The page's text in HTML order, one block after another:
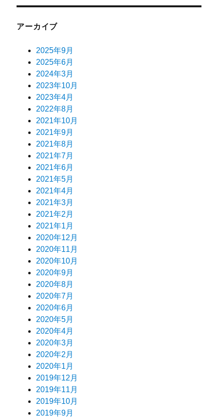
アーカイブ
2025年9月
2025年6月
2024年3月
2023年10月
2023年4月
2022年8月
2021年10月
2021年9月
2021年8月
2021年7月
2021年6月
2021年5月
2021年4月
2021年3月
2021年2月
2021年1月
2020年12月
2020年11月
2020年10月
2020年9月
2020年8月
2020年7月
2020年6月
2020年5月
2020年4月
2020年3月
2020年2月
2020年1月
2019年12月
2019年11月
2019年10月
2019年9月